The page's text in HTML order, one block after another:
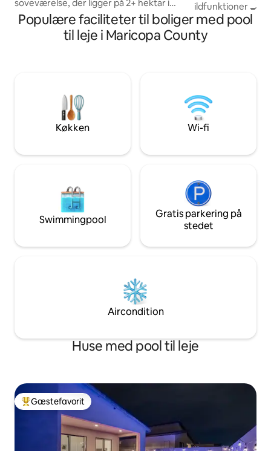
soveværelse, der ligger på 2+ hektar i
hjertet af det centrale Phoenix. Villa de
Paz ligger i gåafstand fra Phoenix
Mountain Preserve, der er kendt for sine
eller inden for få minutter. Du kan køre
til Scottsdale for shopping og
underholdning.
ildfunktioner 🍳
udendørs
poolbord,
skærm 🌞
unikt indrettet Resort-lignende smuttur
i Phoenix
familie, golfture
Populære faciliteter til boliger med pool
til leje i Maricopa County
Køkken Wi-fi
Swimmingpool
Gratis parkering på
stedet
Aircondition
Huse med pool til leje
Bedste gæstefavorit
Gæstefavorit